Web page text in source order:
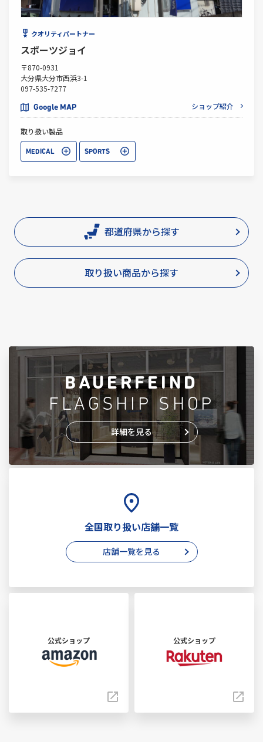
クオリティパートナー
スポーツジョイ
〒870-0931
大分県大分市西浜3-1
097-535-7277
Google MAP ショップ紹介
取り扱い製品
MEDICAL SPORTS
都道府県から探す
取り扱い商品から探す
BAUERFEIND
FLAGSHIP SHOP
詳細を見る
全国取り扱い店舗一覧
店舗一覧を見る
公式ショップ 公式ショップ